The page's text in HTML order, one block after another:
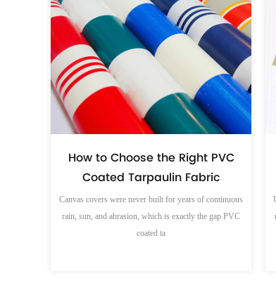
Tela de lona a rayas: guía del
comprador industrial
Una funda de carga que gotea con la primera lluvia
intensa cuesta más en mercancías dañadas que la tela
jamás